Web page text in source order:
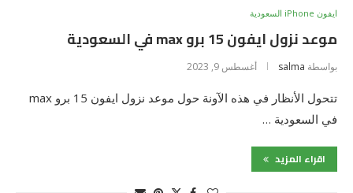
ايفون iPhone السعودية
موعد نزول ايفون 15 برو max في السعودية
بواسطة salma أغسطس 9, 2023
تتحول الأنظار في هذه الآونة حول موعد نزول ايفون 15 برو max
في السعودية …
اقراء المزيد